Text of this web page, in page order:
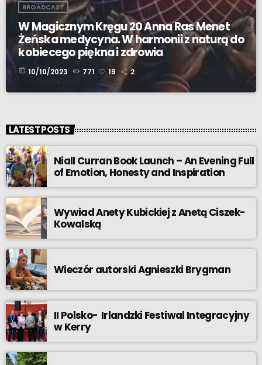
BROADCAST
W Magicznym Kręgu 20 Anna Ras Menet
Żeńska medycyna. W harmonii z naturą do
kobiecego piękna i zdrowia
today 10/10/2023 771 19 2
LATEST POSTS
Niall Curran Book Launch – An Evening Full
of Emotion, Honesty and Inspiration
Wywiad Anety Kubickiej z Anetą Ciszek-
Kowalską
Wieczór autorski Agnieszki Brygman
II Polsko- Irlandzki Festiwal Integracyjny
w Kerry